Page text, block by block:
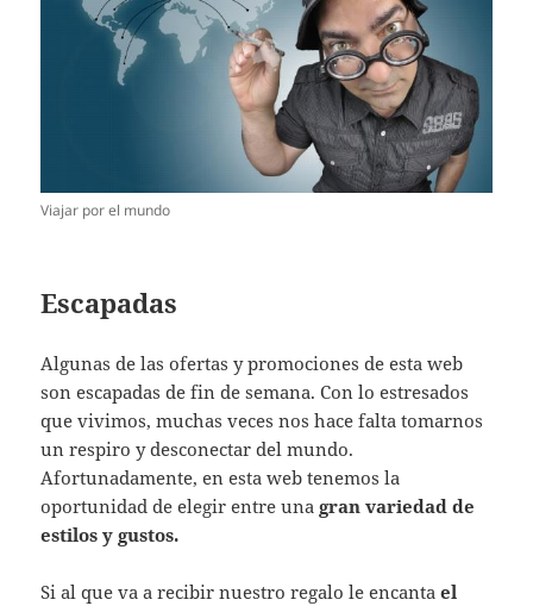
Viajar por el mundo
Escapadas
Algunas de las ofertas y promociones de esta web
son escapadas de fin de semana. Con lo estresados
que vivimos, muchas veces nos hace falta tomarnos
un respiro y desconectar del mundo.
Afortunadamente, en esta web tenemos la
oportunidad de elegir entre unagran variedad de
estilos y gustos.
Si al que va a recibir nuestro regalo le encantael